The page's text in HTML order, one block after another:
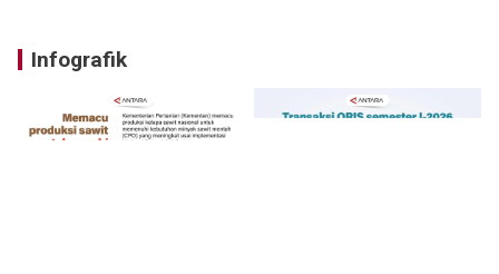
Infografik